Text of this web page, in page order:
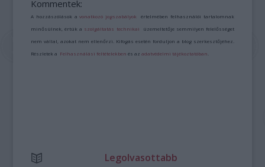
Kommentek:
A hozzászólások avonatkozó jogszabályok értelmében felhasználói tartalomnak
minősülnek, értük a szolgáltatás technikai üzemeltetője semmilyen felelősséget
nem vállal, azokat nem ellenőrzi. Kifogás esetén forduljon a blog szerkesztőjéhez.
Részletek a Felhasználási feltételekben és azadatvédelmi tájékoztatóban
Legolvasottabb